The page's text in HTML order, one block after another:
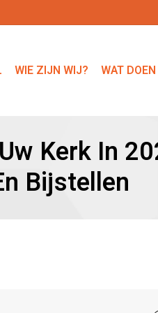
WIE ZIJN WIJ? WAT
Kerk In
Bijstellen